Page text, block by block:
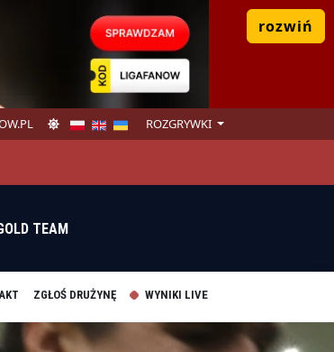
rozwiń
ROZGRYWKI
TEAM
ZGŁOŚ DRUŻYNĘ WYNIKI LIVE